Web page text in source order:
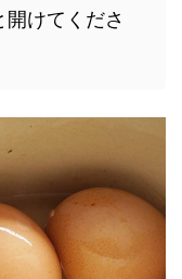
けてくださ